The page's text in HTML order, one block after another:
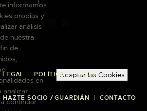
LEGAL POLÍTICA DE COOKIES
HAZTE SOCIO / GUARDIÁN CONTACTO
informamos
propias y
análisis
nuestra
de
en
analizar
continuar
Aceptar las Cookies